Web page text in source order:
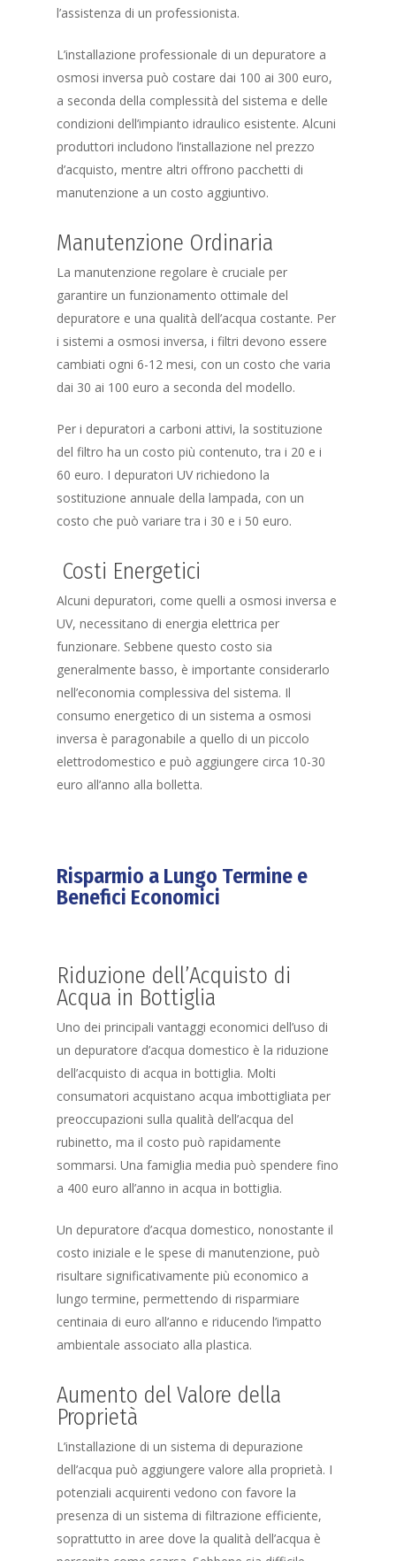
l’assistenza di un professionista.
L’installazione professionale di un depuratore a
osmosi inversa può costare dai 100 ai 300 euro,
a seconda della complessità del sistema e delle
condizioni dell’impianto idraulico esistente. Alcuni
produttori includono l’installazione nel prezzo
d’acquisto, mentre altri offrono pacchetti di
manutenzione a un costo aggiuntivo.
Manutenzione Ordinaria
La manutenzione regolare è cruciale per
garantire un funzionamento ottimale del
depuratore e una qualità dell’acqua costante. Per
i sistemi a osmosi inversa, i filtri devono essere
cambiati ogni 6-12 mesi, con un costo che varia
dai 30 ai 100 euro a seconda del modello.
Per i depuratori a carboni attivi, la sostituzione
del filtro ha un costo più contenuto, tra i 20 e i
60 euro. I depuratori UV richiedono la
sostituzione annuale della lampada, con un
costo che può variare tra i 30 e i 50 euro.
Costi Energetici
Alcuni depuratori, come quelli a osmosi inversa e
UV, necessitano di energia elettrica per
funzionare. Sebbene questo costo sia
generalmente basso, è importante considerarlo
nell’economia complessiva del sistema. Il
consumo energetico di un sistema a osmosi
inversa è paragonabile a quello di un piccolo
elettrodomestico e può aggiungere circa 10-30
euro all’anno alla bolletta.
Risparmio a Lungo Termine e
Benefici Economici
Riduzione dell’Acquisto di
Acqua in Bottiglia
Uno dei principali vantaggi economici dell’uso di
un depuratore d’acqua domestico è la riduzione
dell’acquisto di acqua in bottiglia. Molti
consumatori acquistano acqua imbottigliata per
preoccupazioni sulla qualità dell’acqua del
rubinetto, ma il costo può rapidamente
sommarsi. Una famiglia media può spendere fino
a 400 euro all’anno in acqua in bottiglia.
Un depuratore d’acqua domestico, nonostante il
costo iniziale e le spese di manutenzione, può
risultare significativamente più economico a
lungo termine, permettendo di risparmiare
centinaia di euro all’anno e riducendo l’impatto
ambientale associato alla plastica.
Aumento del Valore della
Proprietà
L’installazione di un sistema di depurazione
dell’acqua può aggiungere valore alla proprietà. I
potenziali acquirenti vedono con favore la
presenza di un sistema di filtrazione efficiente,
soprattutto in aree dove la qualità dell’acqua è